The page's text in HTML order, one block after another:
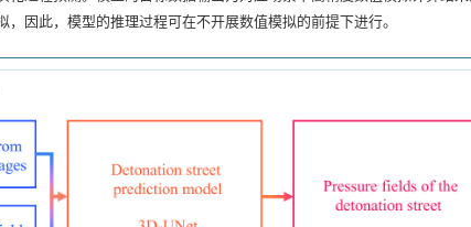
因此，模型的推理过程可在不开展数值模拟的前提下进行。